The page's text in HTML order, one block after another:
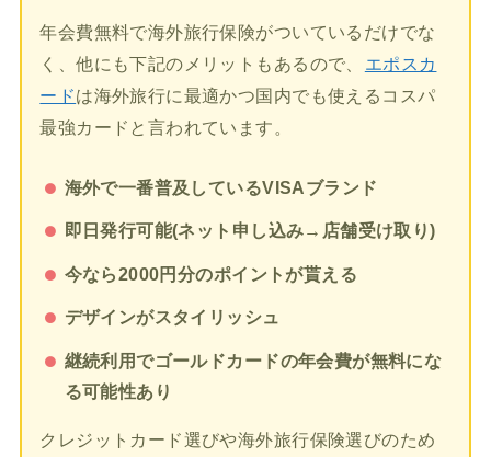
年会費無料で海外旅行保険がついているだけでな
く、他にも下記のメリットもあるので、
エポスカ
ードは海外旅行に最適かつ国内でも使えるコスパ
最強カードと言われています。
海外で一番普及しているVISAブランド
即日発行可能(ネット申し込み→店舗受け取り)
今なら2000円分のポイントが貰える
デザインがスタイリッシュ
継続利用でゴールドカードの年会費が無料にな
る可能性あり
クレジットカード選びや海外旅行保険選びのため